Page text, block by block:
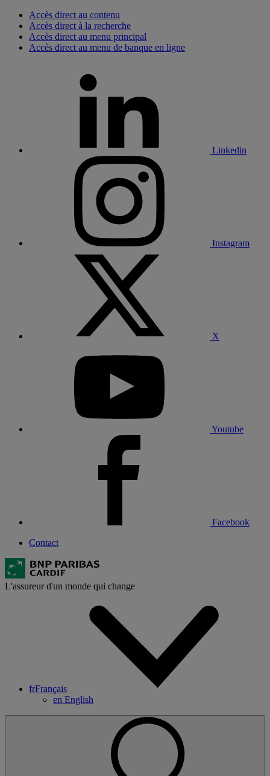
Accès direct au contenu
Accès direct à la recherche
Accès direct au menu principal
Accès direct au menu de banque en ligne
Linkedin
Instagram
X
Youtube
Facebook
Contact
L'assureur d'un monde qui change
frFrançais
en English